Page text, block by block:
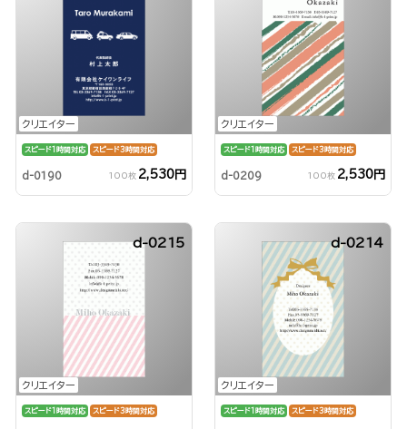
クリエイター
スピード1時間対応 スピード3時間対応
d-0190 100枚 2,530円
クリエイター
スピード1時間対応 スピード3時間対応
d-0209 100枚 2,530円
クリエイター
d-0215
スピード1時間対応 スピード3時間対応
クリエイター
d-0214
スピード1時間対応 スピード3時間対応